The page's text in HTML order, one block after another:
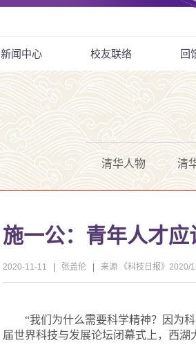
新闻中心 校友联络 回
清华人物 清
施一公：青年人才
2020-11-11 张盖伦 来源 《科技日报》2020/
“我们为什么需要科学精神？因为
届世界科技与发展论坛闭幕式上，西